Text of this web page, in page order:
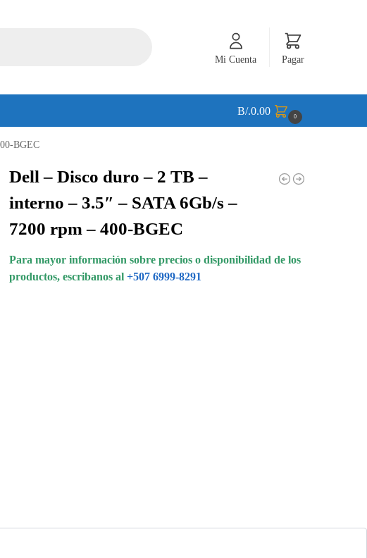
Mi Cuenta Pagar
B/.0.00 0
BGEC
Dell – Disco duro – 2 TB –
interno – 3.5″ – SATA 6Gb/s –
7200 rpm – 400-BGEC
Para mayor información sobre precios o disponibilidad de los
productos, escribanos al +507 6999-8291